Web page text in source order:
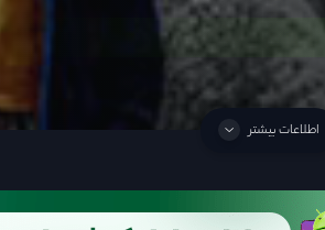
اطلاعات بیشتر